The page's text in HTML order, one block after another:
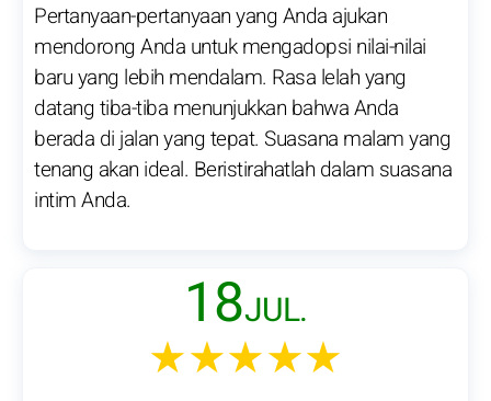
Pertanyaan-pertanyaan yang Anda ajukan
mendorong Anda untuk mengadopsi nilai-nilai
baru yang lebih mendalam. Rasa lelah yang
datang tiba-tiba menunjukkan bahwa Anda
berada di jalan yang tepat. Suasana malam yang
tenang akan ideal. Beristirahatlah dalam suasana
intim Anda.
18JUL.
★★★★★